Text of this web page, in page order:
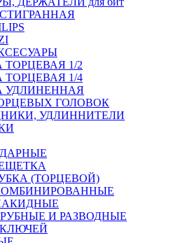
1/2
ТОРЦЕВАЯ 1/4
УДЛИНЕННАЯ
ГОЛОВОК
УДЛИННИТЕЛИ
(ТОРЦЕВОЙ)
И РАЗВОДНЫЕ